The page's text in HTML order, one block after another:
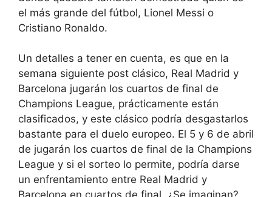
el más grande del fútbol, Lionel Messi o
Cristiano Ronaldo.
Un detalles a tener en cuenta, es que en la
semana siguiente post clásico, Real Madrid y
Barcelona jugarán los cuartos de final de
Champions League, prácticamente están
clasificados, y este clásico podría desgastarlos
bastante para el duelo europeo. El 5 y 6 de abril
de jugarán los cuartos de final de la Champions
League y si el sorteo lo permite, podría darse
un enfrentamiento entre Real Madrid y